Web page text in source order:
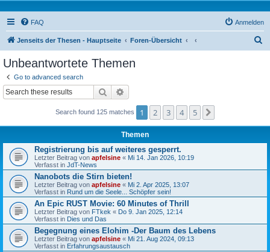
FAQ Anmelden
Jenseits der Thesen - Hauptseite Foren-Übersicht
Unbeantwortete Themen
Go to advanced search
Suche
Search found 125 matches 1 2 3 4 5
Themen
Registrierung bis auf weiteres gesperrt.
Letzter Beitrag von apfelsine « Mi 14. Jan 2026, 10:19
Verfasst in JdT-News
Nanobots die Stirn bieten!
Letzter Beitrag von apfelsine « Mi 2. Apr 2025, 13:07
Verfasst in Rund um die Seele... Schöpfer sein!
An Epic RUST Movie: 60 Minutes of Thrill
Letzter Beitrag von FTkek « Do 9. Jan 2025, 12:14
Verfasst in Dies und Das
Begegnung eines Elohim -Der Baum des Lebens
Letzter Beitrag von apfelsine « Mi 21. Aug 2024, 09:13
Verfasst in Erfahrungsaustausch